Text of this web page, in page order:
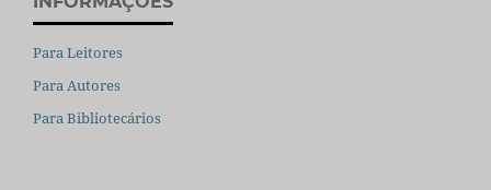
Para Leitores
Para Autores
Para Bibliotecários